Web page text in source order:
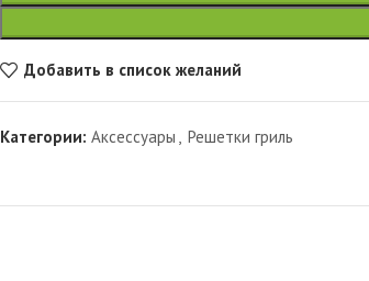
Добавить в список желаний
Категории: Аксессуары Решетки гриль